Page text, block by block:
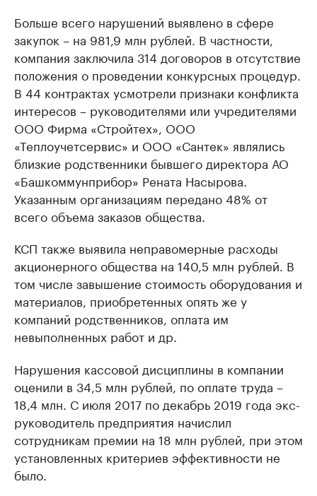
Больше всего нарушений выявлено в сфере
закупок – на 981,9 млн рублей. В частности,
компания заключила 314 договоров в отсутствие
положения о проведении конкурсных процедур.
В 44 контрактах усмотрели признаки конфликта
интересов – руководителями или учредителями
ООО Фирма «Стройтех», ООО
«Теплоучетсервис» и ООО «Сантек» являлись
близкие родственники бывшего директора АО
«Башкоммунприбор» Рената Насырова.
Указанным организациям передано 48% от
всего объема заказов общества.
КСП также выявила неправомерные расходы
акционерного общества на 140,5 млн рублей. В
том числе завышение стоимость оборудования и
материалов, приобретенных опять же у
компаний родственников, оплата им
невыполненных работ и др.
Нарушения кассовой дисциплины в компании
оценили в 34,5 млн рублей, по оплате труда –
18,4 млн. С июля 2017 по декабрь 2019 года экс-
руководитель предприятия начислил
сотрудникам премии на 18 млн рублей, при этом
установленных критериев эффективности не
было.